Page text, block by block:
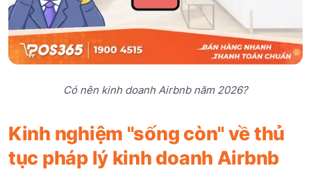
Có nên kinh doanh Airbnb năm 2026?
Kinh nghiệm "sống còn" về thủ
tục pháp lý kinh doanh Airbnb